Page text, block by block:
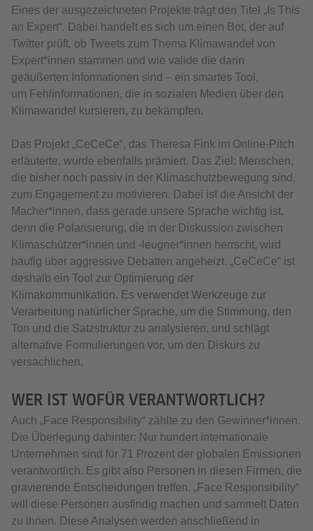
Eines der ausgezeichneten Projekte trägt den Titel „Is This
an Expert“. Dabei handelt es sich um einen Bot, der auf
Twitter prüft, ob Tweets zum Thema Klimawandel von
Expert*innen stammen und wie valide die darin
geäußerten Informationen sind – ein smartes Tool,
um Fehlinformationen, die in sozialen Medien über den
Klimawandel kursieren, zu bekämpfen.
Das Projekt „CeCeCe“, das Theresa Fink im Online-Pitch
erläuterte, wurde ebenfalls prämiert. Das Ziel: Menschen,
die bisher noch passiv in der Klimaschutzbewegung sind,
zum Engagement zu motivieren. Dabei ist die Ansicht der
Macher*innen, dass gerade unsere Sprache wichtig ist,
denn die Polarisierung, die in der Diskussion zwischen
Klimaschützer*innen und -leugner*innen herrscht, wird
häufig über aggressive Debatten angeheizt. „CeCeCe“ ist
deshalb ein Tool zur Optimierung der
Klimakommunikation. Es verwendet Werkzeuge zur
Verarbeitung natürlicher Sprache, um die Stimmung, den
Ton und die Satzstruktur zu analysieren, und schlägt
alternative Formulierungen vor, um den Diskurs zu
versachlichen.
WER IST WOFÜR VERANTWORTLICH?
Auch „Face Responsibility“ zählte zu den Gewinner*innen.
Die Überlegung dahinter: Nur hundert internationale
Unternehmen sind für 71 Prozent der globalen Emissionen
verantwortlich. Es gibt also Personen in diesen Firmen, die
gravierende Entscheidungen treffen. „Face Responsibility“
will diese Personen ausfindig machen und sammelt Daten
zu ihnen. Diese Analysen werden anschließend in